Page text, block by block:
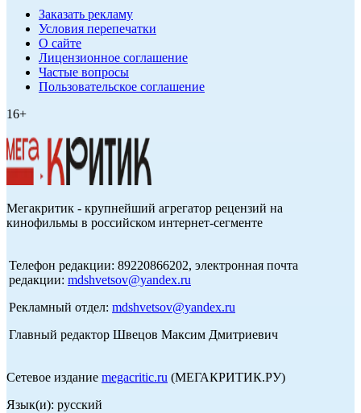
Заказать рекламу
Условия перепечатки
О сайте
Лицензионное соглашение
Частые вопросы
Пользовательское соглашение
16+
Мегакритик - крупнейший агрегатор рецензий на
кинофильмы в российском интернет-сегменте
Телефон редакции: 89220866202, электронная почта
редакции: mdshvetsov@yandex.ru
Рекламный отдел: mdshvetsov@yandex.ru
Главный редактор Швецов Максим Дмитриевич
Сетевое издание megacritic.ru (МЕГАКРИТИК.РУ)
Язык(и): русский